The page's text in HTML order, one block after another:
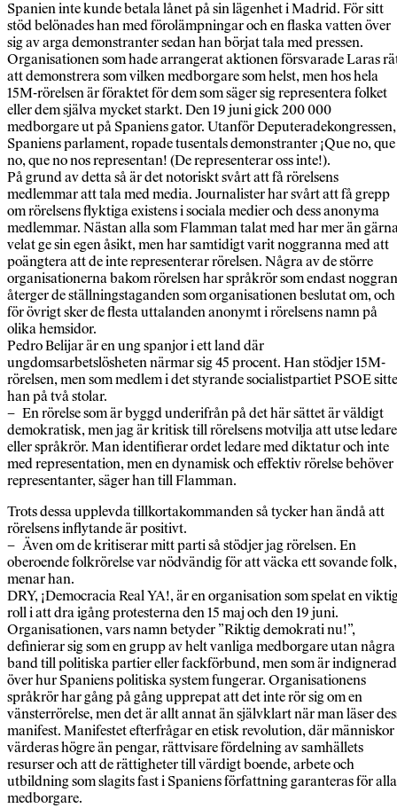
Spanien inte kunde betala lånet på sin lägenhet i Madrid. För sitt
stöd belönades han med förolämpningar och en flaska vatten över
sig av arga demonstranter sedan han börjat tala med pressen.
Organisationen som hade arrangerat aktionen försvarade Laras
att demonstrera som vilken medborgare som helst, men hos hela
15M-rörelsen är föraktet för dem som säger sig representera folket
eller dem själva mycket starkt. Den 19 juni gick 200 000
medborgare ut på Spaniens gator. Utanför Deputeradekongressen,
Spaniens parlament, ropade tusentals demonstranter ¡Que no, que
no, que no nos representan! (De representerar oss inte!).
På grund av detta så är det notoriskt svårt att få rörelsens
medlemmar att tala med media. Journalister har svårt att få grepp
om rörelsens flyktiga existens i sociala medier och dess anonyma
medlemmar. Nästan alla som Flamman talat med har mer än
velat ge sin egen åsikt, men har samtidigt varit noggranna med att
poängtera att de inte representerar rörelsen. Några av de större
organisationerna bakom rörelsen har språkrör som endast
återger de ställningstaganden som organisationen beslutat om, och
för övrigt sker de flesta uttalanden anonymt i rörelsens namn på
olika hemsidor.
Pedro Belijar är en ung spanjor i ett land där
ungdomsarbetslösheten närmar sig 45 procent. Han stödjer 15M-
rörelsen, men som medlem i det styrande socialistpartiet PSOE
han på två stolar.
– En rörelse som är byggd underifrån på det här sättet är väldigt
demokratisk, men jag är kritisk till rörelsens motvilja att utse ledare
eller språkrör. Man identifierar ordet ledare med diktatur och inte
med representation, men en dynamisk och effektiv rörelse behöver
representanter, säger han till Flamman.
Trots dessa upplevda tillkortakommanden så tycker han ändå att
rörelsens inflytande är positivt.
– Även om de kritiserar mitt parti så stödjer jag rörelsen. En
oberoende folkrörelse var nödvändig för att väcka ett sovande folk,
menar han.
DRY, ¡Democracia Real YA!, är en organisation som spelat en
roll i att dra igång protesterna den 15 maj och den 19 juni.
Organisationen, vars namn betyder ”Riktig demokrati nu!”,
definierar sig som en grupp av helt vanliga medborgare utan några
band till politiska partier eller fackförbund, men som är
över hur Spaniens politiska system fungerar. Organisationens
språkrör har gång på gång upprepat att det inte rör sig om en
vänsterrörelse, men det är allt annat än självklart när man läser
manifest. Manifestet efterfrågar en etisk revolution, där människor
värderas högre än pengar, rättvisare fördelning av samhällets
resurser och att de rättigheter till värdigt boende, arbete och
utbildning som slagits fast i Spaniens författning garanteras för alla
medborgare.